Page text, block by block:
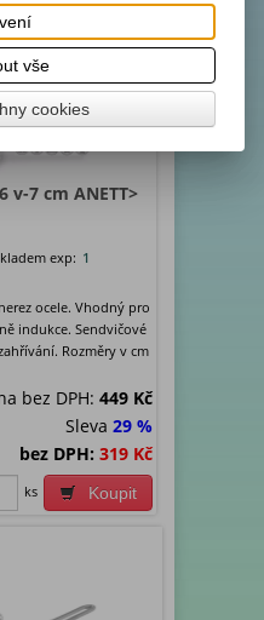
v-7 cm ANETT>
exp: 1
ocele. Vhodný pro
indukce. Sendvičové
Rozměry v cm
bez DPH: 449 Kč
Sleva 29 %
bez DPH: 319 Kč
Koupit
ks
vše
cookies